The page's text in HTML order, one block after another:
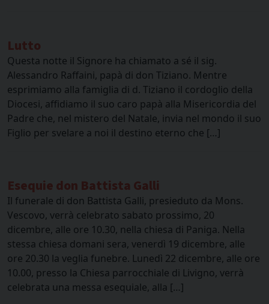
Lutto
Questa notte il Signore ha chiamato a sé il sig.
Alessandro Raffaini, papà di don Tiziano. Mentre
esprimiamo alla famiglia di d. Tiziano il cordoglio della
Diocesi, affidiamo il suo caro papà alla Misericordia del
Padre che, nel mistero del Natale, invia nel mondo il suo
Figlio per svelare a noi il destino eterno che […]
Esequie don Battista Galli
Il funerale di don Battista Galli, presieduto da Mons.
Vescovo, verrà celebrato sabato prossimo, 20
dicembre, alle ore 10.30, nella chiesa di Paniga. Nella
stessa chiesa domani sera, venerdì 19 dicembre, alle
ore 20.30 la veglia funebre. Lunedì 22 dicembre, alle ore
10.00, presso la Chiesa parrocchiale di Livigno, verrà
celebrata una messa esequiale, alla […]